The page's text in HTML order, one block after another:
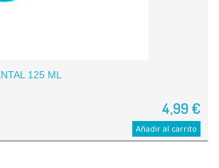
125 ML
4,99 €
Añadir al carrito